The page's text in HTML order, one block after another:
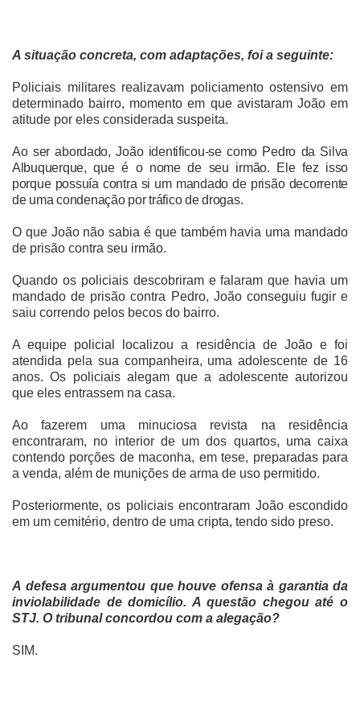
A situação concreta, com adaptações, foi a seguinte:
Policiais militares realizavam policiamento ostensivo em
determinado bairro, momento em que avistaram João em
atitude por eles considerada suspeita.
Ao ser abordado, João identificou-se como Pedro da Silva
Albuquerque, que é o nome de seu irmão. Ele fez isso
porque possuía contra si um mandado de prisão decorrente
de uma condenação por tráfico de drogas.
O que João não sabia é que também havia uma mandado
de prisão contra seu irmão.
Quando os policiais descobriram e falaram que havia um
mandado de prisão contra Pedro, João conseguiu fugir e
saiu correndo pelos becos do bairro.
A equipe policial localizou a residência de João e foi
atendida pela sua companheira, uma adolescente de 16
anos. Os policiais alegam que a adolescente autorizou
que eles entrassem na casa.
Ao fazerem uma minuciosa revista na residência
encontraram, no interior de um dos quartos, uma caixa
contendo porções de maconha, em tese, preparadas para
a venda, além de munições de arma de uso permitido.
Posteriormente, os policiais encontraram João escondido
em um cemitério, dentro de uma cripta, tendo sido preso.
A defesa argumentou que houve ofensa à garantia da
inviolabilidade de domicílio. A questão chegou até o
STJ. O tribunal concordou com a alegação?
SIM.